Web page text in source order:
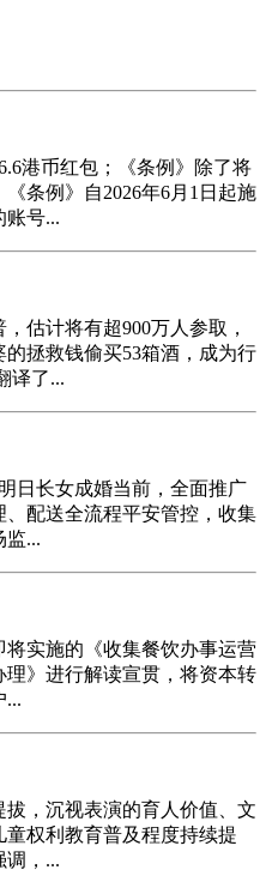
港币红包；《条例》除了将
条例》自2026年6月1日起施
号...
估计将有超900万人参取，
拯救钱偷买53箱酒，成为行
译了...
日长女成婚当前，全面推广
配送全流程平安管控，收集
监...
实施的《收集餐饮办事运营
》进行解读宣贯，将资本转
...
，沉视表演的育人价值、文
权利教育普及程度持续提
调，...